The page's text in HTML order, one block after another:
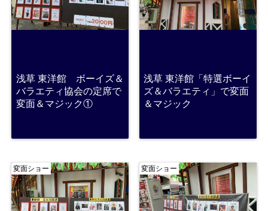
浅草 東洋館 ボーイズ＆
バラエティ協会の定席で
変面＆マジック①
浅草 東洋館「特選ボーイ
ズ＆バラエティ」で変面
＆マジック
変面ショー 変面ショー